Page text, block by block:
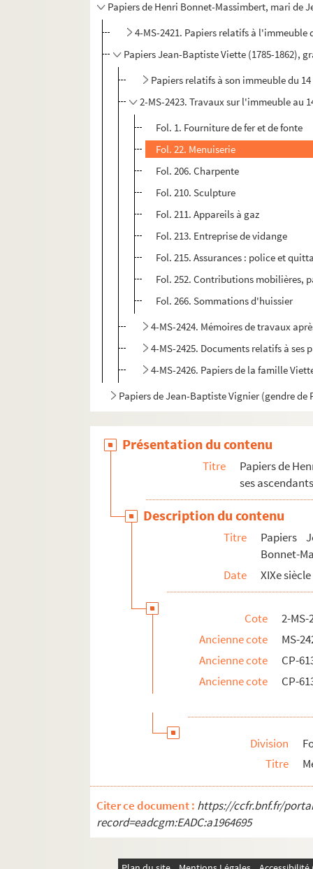
Papiers de Henri Bonnet-Massimbert, mari de
4-MS-2421. Papiers relatifs à
Papiers Jean-Baptiste Viette (1785-1862),
Papiers relatifs à son immeuble du
2-MS-2423. Travaux sur l'immeuble au
Fol. 1. Fourniture de fer et de fonte
Fol. 22. Menuiserie
Fol. 206. Charpente
Fol. 210. Sculpture
Fol. 211. Appareils à gaz
Fol. 213. Entreprise de vidange
Fol. 215. Assurances : police et
Fol. 252. Contributions mobilières,
Fol. 266. Sommations d'huissier
4-MS-2424. Mémoires de travaux
4-MS-2425. Documents relatifs à ses
4-MS-2426. Papiers de la famille
Papiers de Jean-Baptiste Vignier (gendre de
Présentation du contenu
Titre
Papiers de
ses
Description du contenu
Titre
Papiers
Bonnet-
Date
XIXe siècle
Cote
2-MS-
Ancienne cote
MS-
Ancienne cote
CP-
Ancienne cote
CP-
Division
Titre
Citer ce document : https://ccfr.bnf.fr/
record=eadcgm:EADC:a1964695